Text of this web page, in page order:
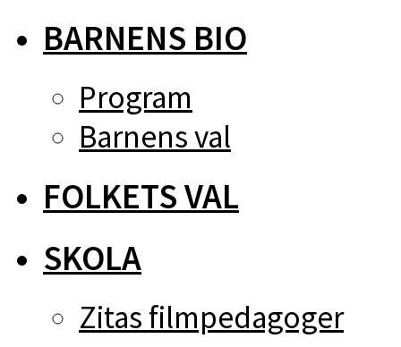
BARNENS BIO
Program
Barnens val
FOLKETS VAL
SKOLA
Zitas filmpedagoger